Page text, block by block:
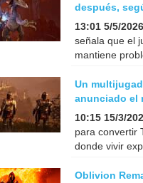
después,
13:01 5/5/2026
señala que el
mantiene
Un
anunciado el
10:15 15/3/
para convertir
donde vivir
Oblivion